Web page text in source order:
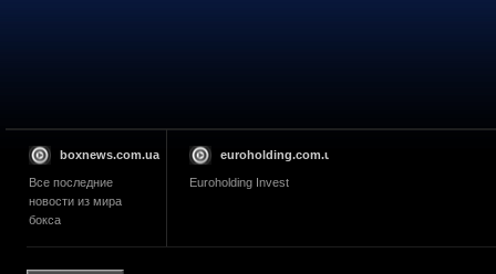
boxnews.com.ua
Все последние
новости из мира
бокса
euroholding.com.ua
Euroholding Invest